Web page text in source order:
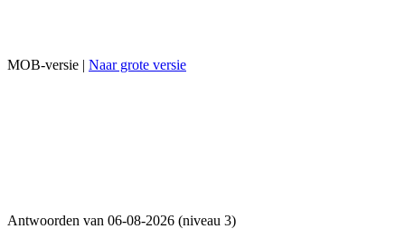
MOB-versie | Naar grote versie
Antwoorden van 06-08-2026 (niveau 3)